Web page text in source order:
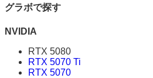
グラボで探す
NVIDIA
RTX 5080
RTX 5070 Ti
RTX 5070